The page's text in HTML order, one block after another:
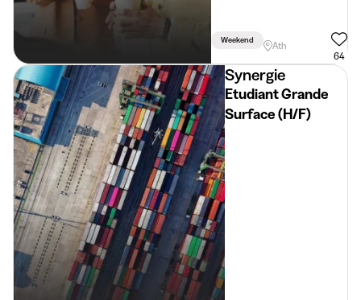
Weekend
Ath
64
Synergie
Etudiant Grande
Surface (H/F)